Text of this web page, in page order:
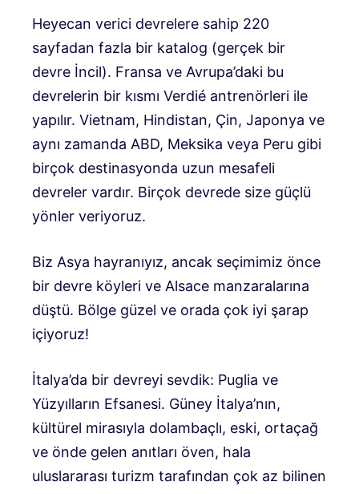
Heyecan verici devrelere sahip 220
sayfadan fazla bir katalog (gerçek bir
devre İncil). Fransa ve Avrupa’daki bu
devrelerin bir kısmı Verdié antrenörleri ile
yapılır. Vietnam, Hindistan, Çin, Japonya ve
aynı zamanda ABD, Meksika veya Peru gibi
birçok destinasyonda uzun mesafeli
devreler vardır. Birçok devrede size güçlü
yönler veriyoruz.
Biz Asya hayranıyız, ancak seçimimiz önce
bir devre köyleri ve Alsace manzaralarına
düştü. Bölge güzel ve orada çok iyi şarap
içiyoruz!
İtalya’da bir devreyi sevdik: Puglia ve
Yüzyılların Efsanesi. Güney İtalya’nın,
kültürel mirasıyla dolambaçlı, eski, ortaçağ
ve önde gelen anıtları öven, hala
uluslararası turizm tarafından çok az bilinen